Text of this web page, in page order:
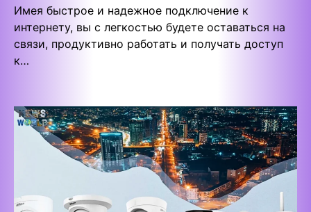
Имея быстрое и надежное подключение к
интернету, вы с легкостью будете оставаться на
связи, продуктивно работать и получать доступ
к…